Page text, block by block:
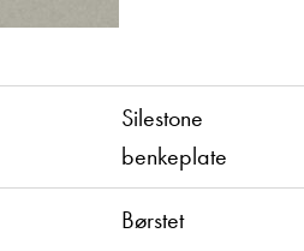
Silestone
benkeplate
Børstet